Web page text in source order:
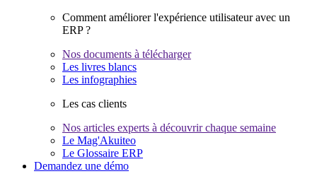
Comment améliorer l'expérience utilisateur avec un
ERP ?
Nos documents à télécharger
Les livres blancs
Les infographies
Les cas clients
Nos articles experts à découvrir chaque semaine
Le Mag'Akuiteo
Le Glossaire ERP
Demandez une démo